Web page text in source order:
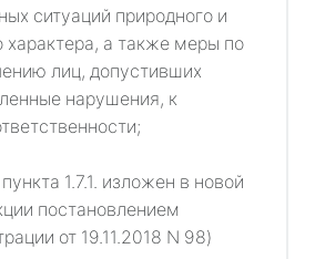
ситуаций природного и
характера, а также меры по
лиц, допустивших
нарушения, к
1.7.1. изложен в новой
постановлением
от 19.11.2018 N 98)